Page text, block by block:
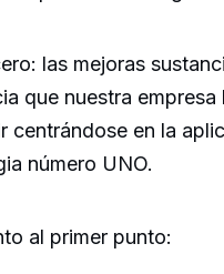
las mejoras
que nuestra empresa
centrándose en la
número UNO.
al primer punto: